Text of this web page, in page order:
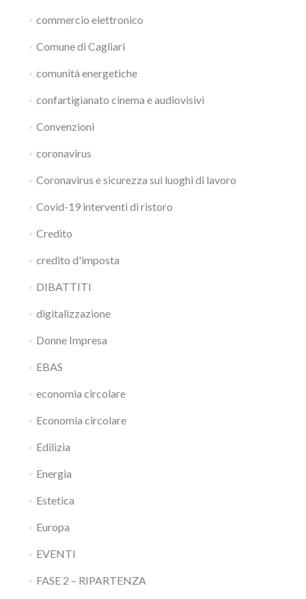
commercio elettronico
Comune di Cagliari
comunità energetiche
confartigianato cinema e audiovisivi
Convenzioni
coronavirus
Coronavirus e sicurezza sui luoghi di lavoro
Covid-19 interventi di ristoro
Credito
credito d'imposta
DIBATTITI
digitalizzazione
Donne Impresa
EBAS
economia circolare
Economia circolare
Edilizia
Energia
Estetica
Europa
EVENTI
FASE 2 – RIPARTENZA